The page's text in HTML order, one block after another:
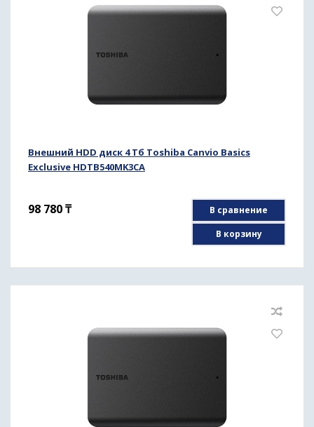
Внешний HDD диск 4 Тб Toshiba Canvio Basics
Exclusive HDTB540MK3CA
98 780₸
В сравнение
В корзину